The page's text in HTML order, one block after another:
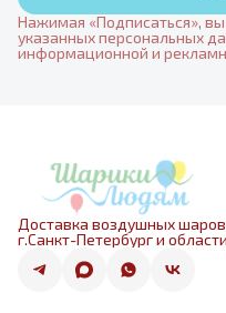
Нажимая «Подписаться»,
указанных персональных
информационной и
Доставка воздушных шаров
г.Санкт-Петербург и области